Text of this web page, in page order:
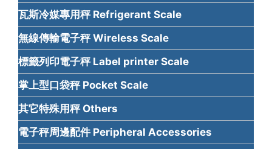
瓦斯冷媒專用秤 Refrigerant Scale
無線傳輸電子秤 Wireless Scale
標籤列印電子秤 Label printer Scale
掌上型口袋秤 Pocket Scale
其它特殊用秤 Others
電子秤周邊配件 Peripheral Accessories